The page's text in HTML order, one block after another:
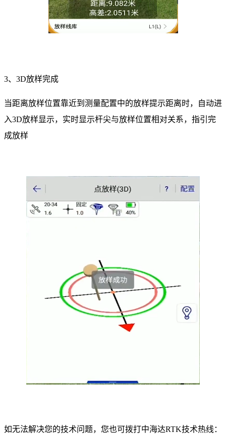
3、3D放样完成
当距离放样位置靠近到测量配置中的放样提示距离时，自动进
入3D放样显示，实时显示杆尖与放样位置相对关系，指引完
成放样
如无法解决您的技术问题，您也可拨打中海达RTK技术热线：